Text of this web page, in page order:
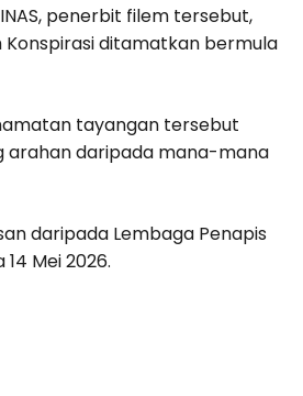
penerbit filem tersebut,
ditamatkan bermula
tayangan tersebut
arahan daripada mana-mana
daripada Lembaga Penapis
Mei 2026.